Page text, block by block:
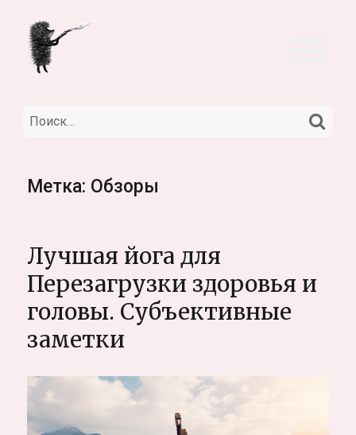
Искать:
Метка: Обзоры
Лучшая йога для
Перезагрузки здоровья и
головы. Субъективные
заметки